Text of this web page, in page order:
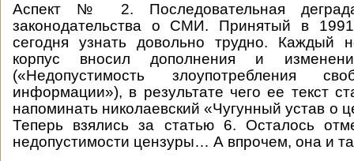
Аспект № 2. Последовательная
законодательства о СМИ. Принятый в
сегодня узнать довольно трудно. Каждый
корпус вносил дополнения и
(«Недопустимость злоупотребления
информации»), в результате чего ее текст
напоминать николаевский «Чугунный устав о
Теперь взялись за статью 6. Осталось
недопустимости цензуры… А впрочем, она и